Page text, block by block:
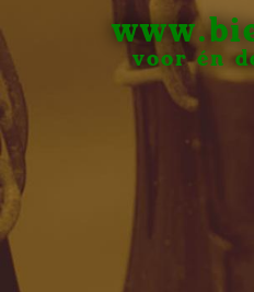
voor én